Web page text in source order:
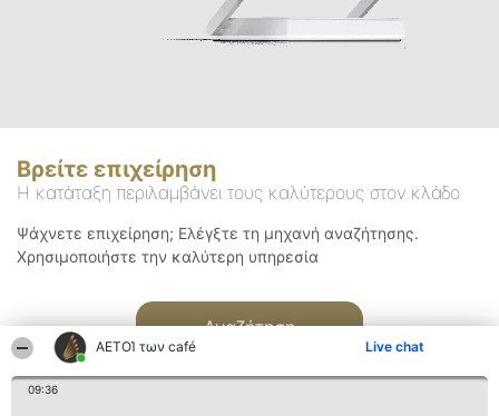
ΑΕΤΟΊ των café Live chat
09:36
Βρείτε επιχείρηση
Η κατάταξη περιλαμβάνει τους καλύτερους στον κλάδο
Ψάχνετε επιχείρηση; Ελέγξτε τη μηχανή αναζήτησης.
Χρησιμοποιήστε την καλύτερη υπηρεσία
Αναζήτηση